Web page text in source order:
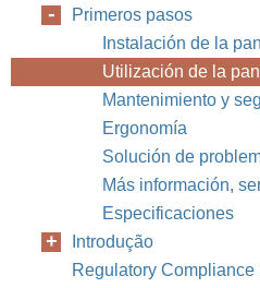
Primeros pasos
Instalación de la
Utilización de la
Mantenimiento y
Ergonomía
Solución de
Más información,
Especificaciones
Introdução
Regulatory Compliance